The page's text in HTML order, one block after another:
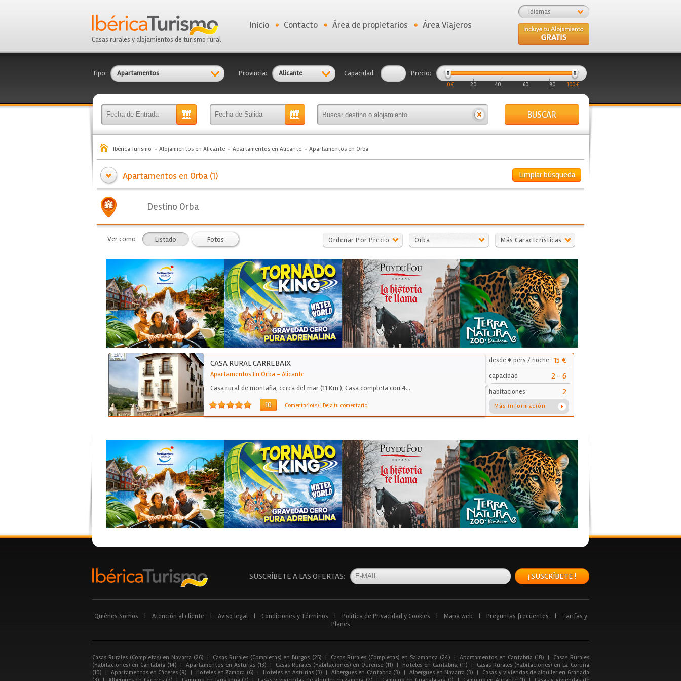
Casas rurales y alojamientos de turismo rural
Idiomas
Inicio Contacto Área de propietarios Área Viajeros
Tipo: Apartamentos Provincia: Alicante Capacidad: Precio:
0 € 20 40 60 80 100 €
BUSCAR
Ibérica Turismo Alojamientos en Alicante Apartamentos en Alicante Apartamentos en Orba
Limpiar búsqueda
Apartamentos en Orba (1)
Destino Orba
Ver como Listado Fotos Ordenar Por Precio Orba Más Características
CASA RURAL CARREBAIX
Apartamentos En Orba- Alicante
Casa rural de montaña, cerca del mar (11 Km.), Casa completa con 4…
10 Comentario(s) | Deja tu comentario
desde € pers / noche 15 €
capacidad 2 - 6
habitaciones 2
Más información
SUSCRÍBETE A LAS OFERTAS: ¡ SUSCRÍBETE !
Quiénes Somos Atención al cliente Aviso legal Condiciones y Términos Política de Privacidad y Cookies Mapa web Preguntas frecuentes
Tarifas y
Planes
Casas Rurales (Completas) en Navarra (26) | Casas Rurales (Completas) en Burgos (25) | Casas Rurales (Completas) en Salamanca (24) | Apartamentos en Cantabria (18) |
Casas Rurales
(Habitaciones) en Cantabria (14)
| Apartamentos en Asturias (13) | Casas Rurales (Habitaciones) en Ourense (11) | Hoteles en Cantabria (11) |
Casas Rurales (Habitaciones) en La Coruña
(10)
| Apartamentos en Cáceres (9) | Hoteles en Zamora (6) | Hoteles en Asturias (3) | Albergues en Cantabria (3) | Albergues en Navarra (3) |
Casas y viviendas de alquiler en Granada